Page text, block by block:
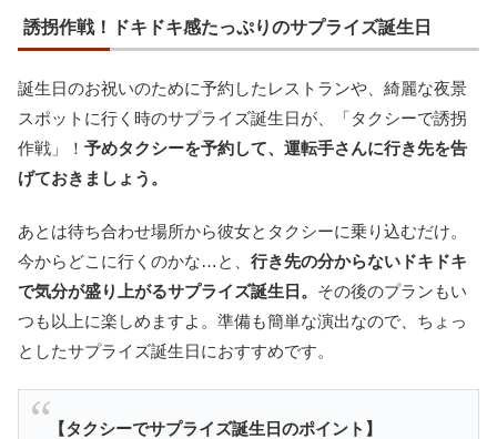
誘拐作戦！ドキドキ感たっぷりのサプライズ誕生日
誕生日のお祝いのために予約したレストランや、綺麗な夜景
スポットに行く時のサプライズ誕生日が、「タクシーで誘拐
作戦」！ 予めタクシーを予約して、運転手さんに行き先を告
げておきましょう。
あとは待ち合わせ場所から彼女とタクシーに乗り込むだけ。
今からどこに行くのかな…と、 行き先の分からないドキドキ
で気分が盛り上がるサプライズ誕生日。 その後のプランもい
つも以上に楽しめますよ。準備も簡単な演出なので、ちょっ
としたサプライズ誕生日におすすめです。
【タクシーでサプライズ誕生日のポイント】